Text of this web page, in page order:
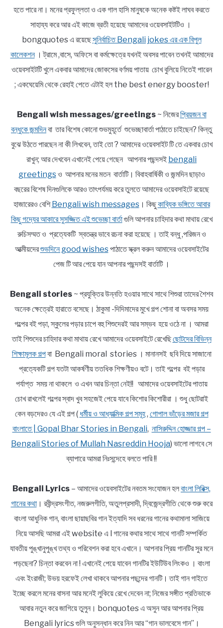
হতে পারে না। মনের প্রফুল্লতা ও এক গাল হাসি মানুষকে অনেক কষ্টই লাঘব করতে
সাহায্য করে আর এই কাজে ব্রতী হয়েছে আমাদের ওয়েবসাইটটিও ।
bongquotes এ রয়েছেসুনির্বাচিত Bengali jokes এর এক বিপুল
কালেকশন। ট্রামে ,বাসে, অফিসে বা কর্মক্ষেত্রে যখনই অবসর পাবেন তখনই আমাদের
ওয়েবসাইটটি খুলে একবার আমাদের জোকসের বর্ণময় পাতায় চোখ বুলিয়ে নিতেই পারেন
; একঘেয়েমি থেকে রেহাই পেতে এটাই হল the best energy booster!
Bengali wish messages/greetings~ নিজেরপ্রিয়জন বা
বন্ধুকে জন্মদিনবা তার বিশেষ কোনো শুভমুহূর্তে শুভেচ্ছাবার্তা পাঠাতে চাইছেন? কিন্তু
বুঝে উঠতে পারছেন না কী লিখবেন, তাই তো ? আমাদের ওয়েবসাইট টি তে একবার চোখ
রাখুন; আর দেখবেন এখানেই পেয়ে গেছেন আপনার পছন্দসই bengali
greetingsও আপনার মনের মতন বার্তাটি। বিবাহবার্ষিকী ও জন্মদিন ছাড়াও
বছরের বিশেষ দিনগুলিকে আরও তাৎপর্যময় করে তুলতে আমাদের ওয়েবসাইটে রয়েছে
হাজারেরও বেশিBengali wish messages। কিছুকাব্যিক ভঙ্গিতে আবার
কিছু গদ্যের আকারে সুসজ্জিত এই শুভেচ্ছা বার্তাগুলি আপনার চাহিদার কথা মাথায় রেখে
রুচিসম্মত ও প্রত্যেকটি স্বতন্ত্র ভাবে রচনা করা হয়েছে । তাই বন্ধু ,পরিজন ও
আত্মীয়দেরশুভদিনে good wishesপাঠাতে স্ক্রল করুন আমাদের ওয়েবসাইটের
পেজ টি আর পেয়ে যান আপনার পছন্দসই বার্তাটি ।
Bengali stories ~ প্রযুক্তির উন্নতি হওয়ার সাথে সাথে শিশুরা তাদের শৈশব
অনেক ক্ষেত্রেই হারাতে বসেছে। ঠাকুমা -দিদিমাদের মুখে গল্প শোনা বা অবসর সময়
গল্পের বই পড়া, স্কুলের পড়ার চাপে বহু শিশুদেরই আর সম্ভব হয়ে ওঠে না । আমরা
তাই শিশুদের চাহিদার কথা মাথায় রেখে আমাদের ওয়েবসাইটে রেখেছিছোটদের বিভিন্ন
শিক্ষামূলক গল্পবা Bengali moral stories । মানানসই ছবি দিয়ে সাজানো
প্রত্যেকটি গল্প যতটা আকর্ষণীয় ততধিক শিক্ষণীয়ও বটে। তাই গল্পের বই পড়ার
পর্যাপ্ত সময় না থাকলে ও এখন আর চিন্তা নেই!! আমাদের ওয়েবসাইটের পাতায়
চোখ রাখলেই গল্পের স্বাদ খুব সহজেই পেয়ে যাবে কিশোর কিশোরীরা । শুধু ছোটরাই
কেন বড়দেরও যে এই গল্প ( ধর্মীয় ও আধ্যাত্মিক গল্প সমূহ, গোপাল ভাঁড়ের মজার গল্প
বাংলাতে | Gopal Bhar Stories in Bengali, নাসিরুদ্দিন হোজ্জার গল্প –
Bengali Stories of Mullah Nasreddin Hooja) ভালো লাগবে সে
ব্যাপারে আমরা নিঃসন্দেহে বলতে পারি !!
Bengali Lyrics – আমাদের ওয়েবসাইটের নবতম সংযোজন হলবাংলা লিরিক্স,
গানের কথা। রবীন্দ্রসংগীত, নজরুলগীতি, অতুলপ্রসাদী, দ্বিজেন্দ্রগীতি থেকে শুরু করে
বাংলা আধুনিক গান, বাংলা ছায়াছবির গান ইত্যাদি সব ধরনের গানের কথামালা সাজিয়ে
নিয়ে আসছি আমরা এই website এ l গানের কথার সাথে সাথে গানটি সম্পর্কিত
যাবতীয় পুঙ্খানুপুঙ্খ তথ্য ও পরিবেশন করা হবে এখানে। আপনার প্রিয় গানটির সুর মনে
পড়ছেনা? চিন্তা করবেন না ! এখানেই পেয়ে যাবেন গানটির ইউটিউব লিংকও । বাংলা
এবং ইংরাজী; উভয় হরফেই লেখা থাকবে আপনার পছন্দের গানটি। তাই গান গাইতে
ইচ্ছে করলে মনের বাসনা আর মনেই লুকিয়ে রেখে দেবেন না; নিজের সঙ্গীত প্রতিভাকে
আবার নতুন করে জাগিয়ে তুলুন। bonquotes এ অসুন আর আপনার প্রিয়
Bengali lyrics গুলি অনুসন্ধান করে নিন আর “গান ভালবেসে গান”।